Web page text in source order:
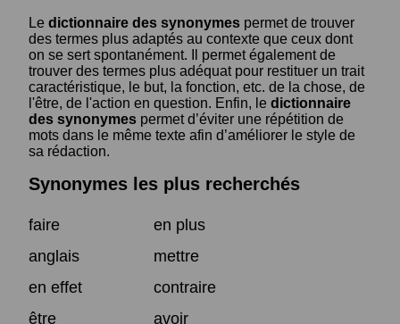
Le dictionnaire des synonymes permet de trouver
des termes plus adaptés au contexte que ceux dont
on se sert spontanément. Il permet également de
trouver des termes plus adéquat pour restituer un trait
caractéristique, le but, la fonction, etc. de la chose, de
l'être, de l'action en question. Enfin, le dictionnaire
des synonymes permet d’éviter une répétition de
mots dans le même texte afin d’améliorer le style de
sa rédaction.
Synonymes les plus recherchés
faire
en plus
anglais
mettre
en effet
contraire
être
avoir